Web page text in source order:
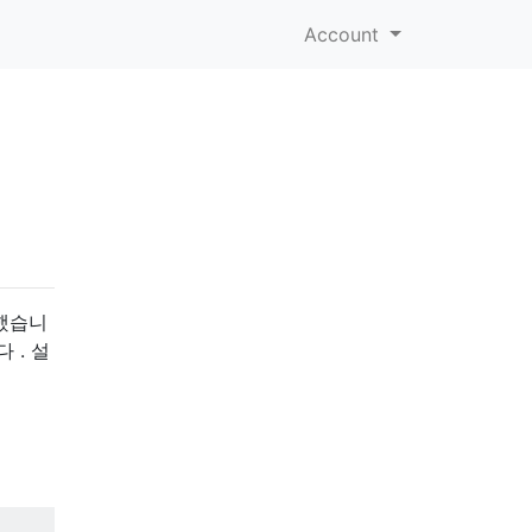
Account
습니
. 설